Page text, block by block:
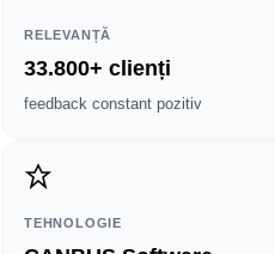
RELEVANȚĂ
33.800+ clienți
feedback constant pozitiv
TEHNOLOGIE